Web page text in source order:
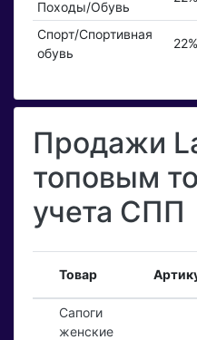
Походы/Обувь
Спорт/Спортивная
обувь
22%
Продажи
топовым
учета СПП
Товар
Сапоги
женские